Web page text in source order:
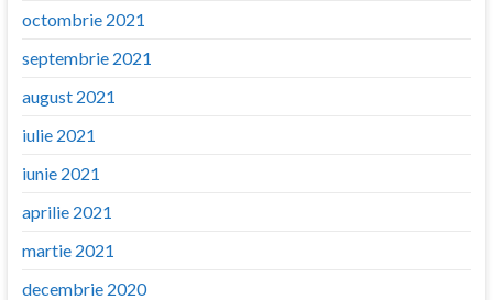
octombrie 2021
septembrie 2021
august 2021
iulie 2021
iunie 2021
aprilie 2021
martie 2021
decembrie 2020